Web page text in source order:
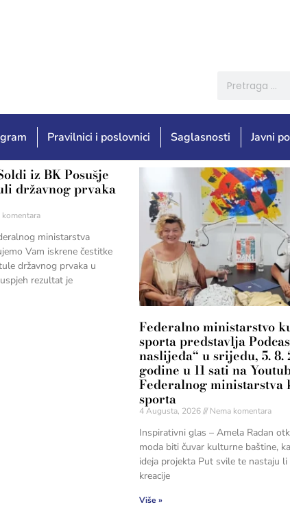
Pravilnici i poslovnici Saglasnosti Javni
iz BK Posušje
državnog prvaka
ministarstva
Vam iskrene čestitke
državnog prvaka u
rezultat je
Federalno ministarstvo
sporta predstavlja
naslijeđa“ u srijedu, 5. 8.
godine u 11 sati na
Federalnog ministarstva
sporta
4 Augusta, 2026 Nema komentara
Inspirativni glas – Amela Radan
moda biti čuvar kulturne baštine,
ideja projekta Put svile te nastaju li
kreacije
Više »